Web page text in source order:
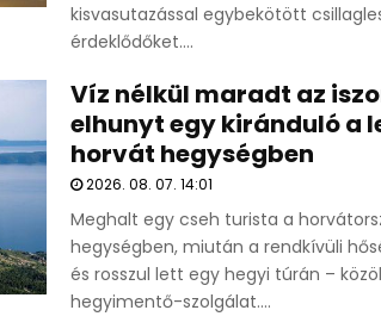
kisvasutazással egybekötött
érdeklődőket....
Víz nélkül maradt az
elhunyt egy kiránduló a
horvát hegységben
2026. 08. 07. 14:01
Meghalt egy cseh turista a
hegységben, miután a rendkívüli
és rosszul lett egy hegyi túrán –
hegyimentő-szolgálat....